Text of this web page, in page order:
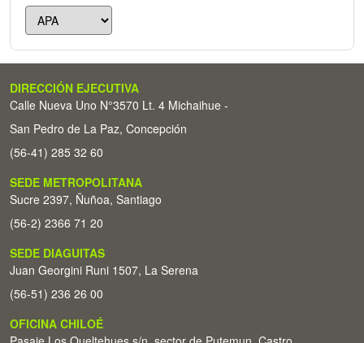
DIRECCIÓN EJECUTIVA
Calle Nueva Uno N°3570 Lt. 4 Michaihue -
San Pedro de La Paz, Concepción
(56-41) 285 32 60
SEDE METROPOLITANA
Sucre 2397, Ñuñoa, Santiago
(56-2) 2366 71 20
SEDE DIAGUITAS
Juan Georgini Runi 1507, La Serena
(56-51) 236 26 00
OFICINA CHILOÉ